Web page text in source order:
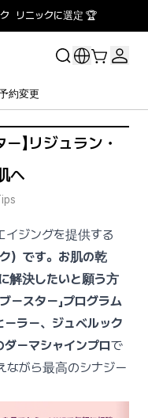
リニックに選定 🏆
約変更
】リジュラン・
へ
イジングを提供する
）です。お肌の乾
解決したいと願う方
ースター」プログラム
ラー、ジュベルック
ーマシャインプロで
ながら最高のシナジー